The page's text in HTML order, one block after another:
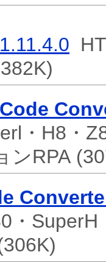
1.11.4.0
・H8・
ンRPA
・